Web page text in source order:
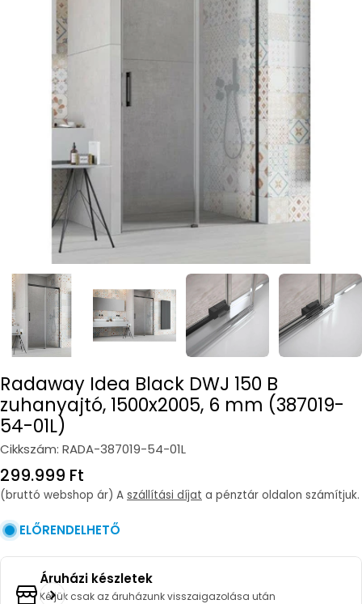
media 0 in modal
Radaway Idea Black DWJ 150 B
zuhanyajtó, 1500x2005, 6 mm (387019-
54-01L)
Cikkszám: RADA-387019-54-01L
Regular
price
299.999 Ft
(bruttó webshop ár) A szállítási díjat a pénztár oldalon számítjuk.
ELŐRENDELHETŐ
Áruházi készletek
Kérjük csak az áruházunk visszaigazolása után